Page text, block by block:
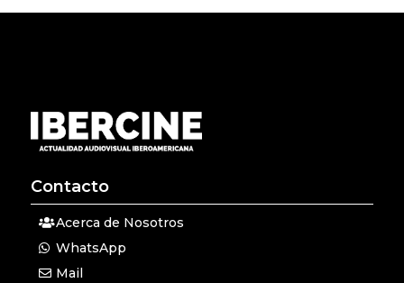
Contacto
Acerca de Nosotros
WhatsApp
Mail